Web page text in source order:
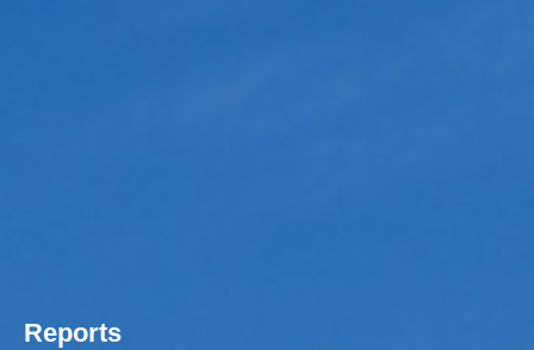
Reports